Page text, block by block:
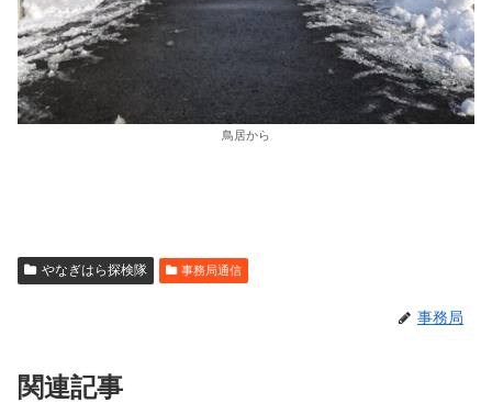
鳥居から
やなぎはら探検隊 事務局通信
事務局
関連記事